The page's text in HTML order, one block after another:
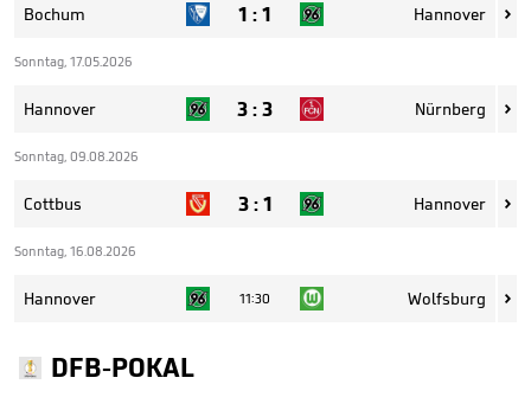
Bochum 1 :1 Hannover 
Sonntag, 17.05.2026
Hannover 3:3 Nürnberg 
Sonntag, 09.08.2026
Cottbus 3:1 Hannover 
Sonntag, 16.08.2026
Hannover 11:30 Wolfsburg 
DFB-POKAL